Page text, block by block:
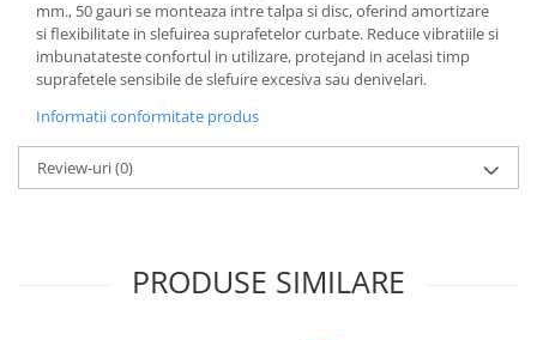
mm., 50 gauri se monteaza intre talpa si disc, oferind amortizare
si flexibilitate in slefuirea suprafetelor curbate. Reduce vibratiile si
imbunatateste confortul in utilizare, protejand in acelasi timp
suprafetele sensibile de slefuire excesiva sau denivelari.
Informatii conformitate produs
Review-uri(0)
PRODUSE SIMILARE